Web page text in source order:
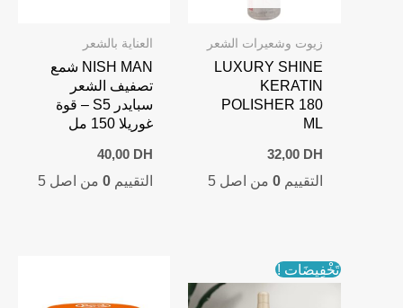
زيوت وشعيرات الشعر
LUXURY SHINE
KERATIN
POLISHER 180
ML
32,00 DH
التقييم 0من اصل 5
العناية بالشعر
NISH MAN شمع
تصفيف الشعر
سبايدر S5 – قوة
غوريلا 150 مل
40,00 DH
التقييم0 من اصل 5
تَخْفِيضَات !